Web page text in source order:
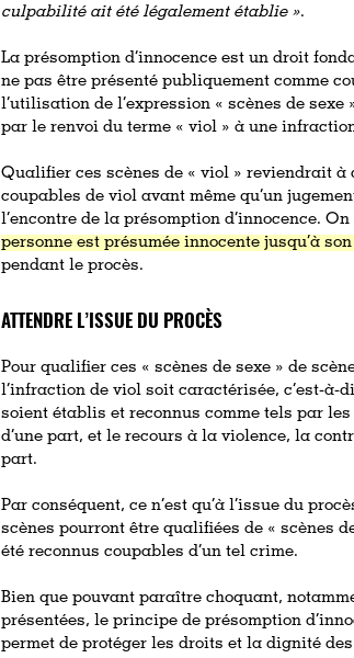
culpabilité ait été légalement établie ».
La présomption d’innocence est un droit
ne pas être présenté publiquement comme
l’utilisation de l’expression « scènes de
par le renvoi du terme « viol » à une
Qualifier ces scènes de « viol » reviendrait à
coupables de viol avant même qu’un
l’encontre de la présomption d’innocence.
personne est présumée innocente jusqu’à
pendant le procès.
ATTENDRE L’ISSUE DU PROCÈS
Pour qualifier ces « scènes de sexe » de
l’infraction de viol soit caractérisée, c’est-à-
soient établis et reconnus comme tels par
d’une part, et le recours à la violence, la
part.
Par conséquent, ce n’est qu’à l’issue du
scènes pourront être qualifiées de « scènes
été reconnus coupables d’un tel crime.
Bien que pouvant paraître choquant,
présentées, le principe de présomption
permet de protéger les droits et la dignité